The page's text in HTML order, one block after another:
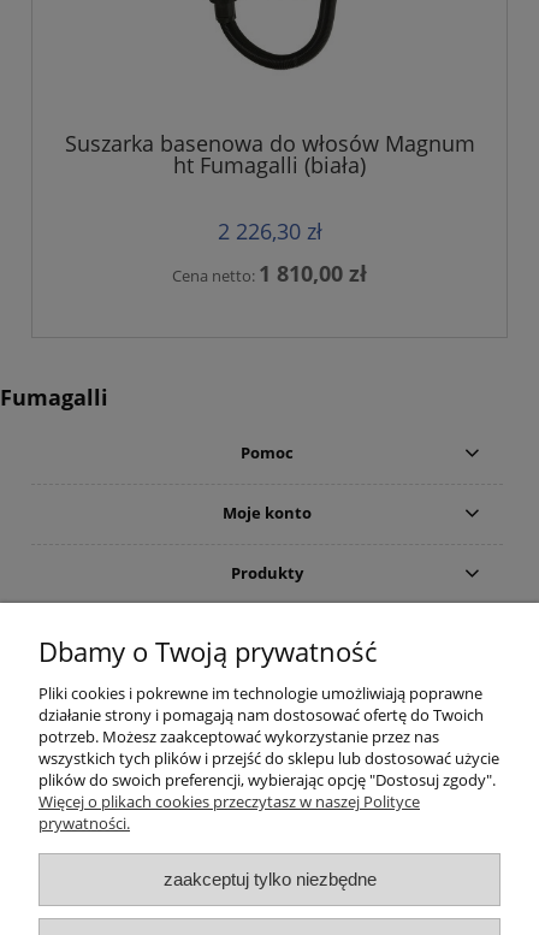
Suszarka basenowa do włosów Magnum
ht Fumagalli (biała)
2 226,30 zł
Cena netto: 1 810,00 zł
Fumagalli
Pomoc
Moje konto
Produkty
O firmie
(c)2015-2022 Sklep internetowy Higieniczny.pl - Ergonomia czystości:
Wyposażenie toalet publicznych (suszarka do rąk; dozownik mydła) oraz
łazienek dla osób niepełnosprawnych (poręcze i uchwyty). Wszelkie prawa
zastrzeżone. Zakaz kopiowania i powielania treści. Strona korzysta z plików
cookies. Zerknij na nasze forum i przeczytaj aktualne opinie. Nasz ranking
Dyson,EKAPLAST,Faneco,Warmtec,Starmix,Makoinstal(Simex),Fumagalli
Dbamy o Twoją prywatność
Pliki cookies i pokrewne im technologie umożliwiają poprawne
działanie strony i pomagają nam dostosować ofertę do Twoich
potrzeb. Możesz zaakceptować wykorzystanie przez nas
wszystkich tych plików i przejść do sklepu lub dostosować użycie
plików do swoich preferencji, wybierając opcję "Dostosuj zgody".
Więcej o plikach cookies przeczytasz w naszej Polityce
prywatności.
zaakceptuj tylko niezbędne